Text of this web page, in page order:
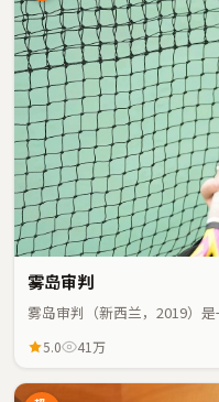
雾岛审判
雾岛审判（新西兰，2019）
5.0 41万